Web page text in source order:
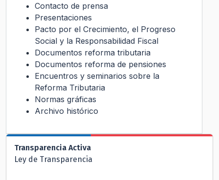
Contacto de prensa
Presentaciones
Pacto por el Crecimiento, el Progreso
Social y la Responsabilidad Fiscal
Documentos reforma tributaria
Documentos reforma de pensiones
Encuentros y seminarios sobre la
Reforma Tributaria
Normas gráficas
Archivo histórico
Transparencia Activa
Ley de Transparencia